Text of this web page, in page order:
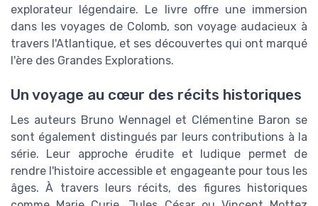
explorateur légendaire. Le livre offre une immersion
dans les voyages de Colomb, son voyage audacieux à
travers l'Atlantique, et ses découvertes qui ont marqué
l'ère des Grandes Explorations.
Un voyage au cœur des récits historiques
Les auteurs Bruno Wennagel et Clémentine Baron se
sont également distingués par leurs contributions à la
série. Leur approche érudite et ludique permet de
rendre l'histoire accessible et engageante pour tous les
âges. À travers leurs récits, des figures historiques